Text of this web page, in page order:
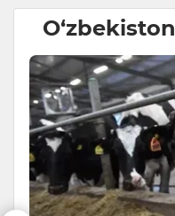
O‘zbekiston